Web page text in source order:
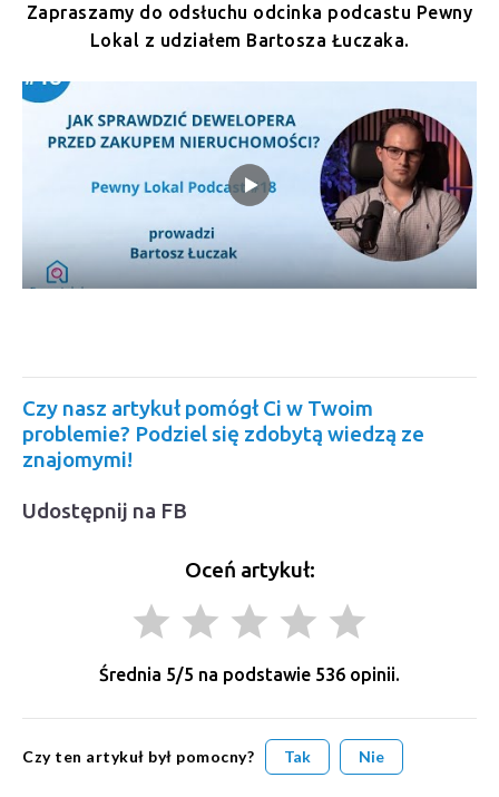
Zapraszamy do odsłuchu odcinka podcastu Pewny
Lokal z udziałem Bartosza Łuczaka.
Czy nasz artykuł pomógł Ci w Twoim
problemie? Podziel się zdobytą wiedzą ze
znajomymi!
Udostępnij na FB
Oceń artykuł:
grade grade grade grade grade
Średnia 5/5 na podstawie 536 opinii.
Czy ten artykuł był pomocny? Tak Nie